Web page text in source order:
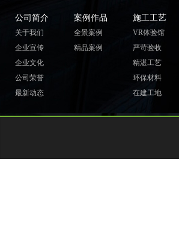
公司简介
关于我们
企业宣传
企业文化
公司荣誉
最新动态
案例作品
全景案例
精品案例
施工工艺
VR体验馆
严苛验收
精湛工艺
环保材料
在建工地